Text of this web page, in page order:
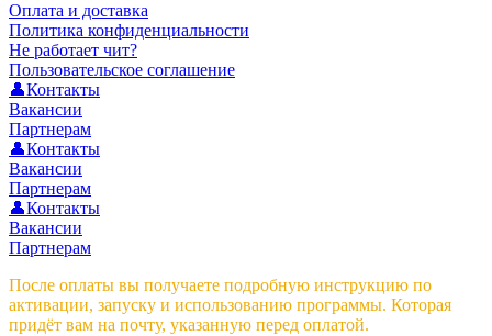
Оплата и доставка
Политика конфиденциальности
Не работает чит?
Пользовательское соглашение
👤Контакты
Вакансии
Партнерам
👤Контакты
Вакансии
Партнерам
👤Контакты
Вакансии
Партнерам
После оплаты вы получаете подробную инструкцию по
активации, запуску и использованию программы. Которая
придёт вам на почту, указанную перед оплатой.